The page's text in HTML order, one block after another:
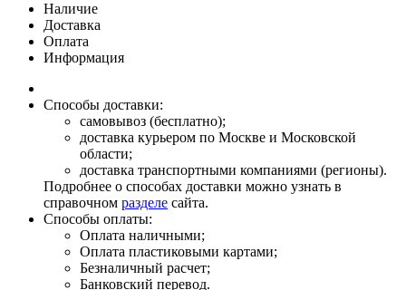
Наличие
Доставка
Оплата
Информация
Способы доставки:
самовывоз (бесплатно);
доставка курьером по Москве и Московской
области;
доставка транспортными компаниями (регионы).
Подробнее о способах доставки можно узнать в
справочном разделе сайта.
Способы оплаты:
Оплата наличными;
Оплата пластиковыми картами;
Безналичный расчет;
Банковский перевод.